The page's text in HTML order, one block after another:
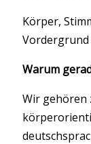
Körper,
Vordergrund
Warum
Wir gehören